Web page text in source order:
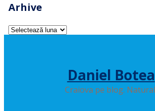
Arhive
Arhive
Daniel Botea
Craiova pe blog.